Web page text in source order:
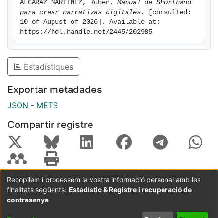
ALCARAZ MARTÍNEZ, Rubén. Manual de Shorthand
para crear narrativas digitales.
[consulted:
10 of August of 2026]. Available at:
https://hdl.handle.net/2445/202985
Estadístiques
Exportar metadades
JSON - METS
Compartir registre
Coordinació:CRAI UB Avís legal
Metadades
subjectes a:
Configuració
Recopilem i processem la vostra informació personal amb les
finalitats següents: Estadístic & Registre i recuperació de
contrasenya